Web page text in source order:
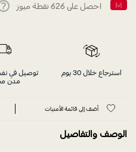
احصل على 626 نقطة ميوز
استرجاع خلال 30 يوم
توصيل في
مدن
أضف إلى قائمة الأمنيات
الوصف والتفاصيل